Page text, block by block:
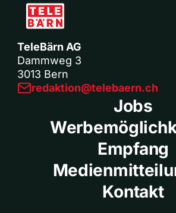
TeleBärn AG
Dammweg 3
3013 Bern
redaktion@telebaern.ch
Jobs
Empfang
Kontakt